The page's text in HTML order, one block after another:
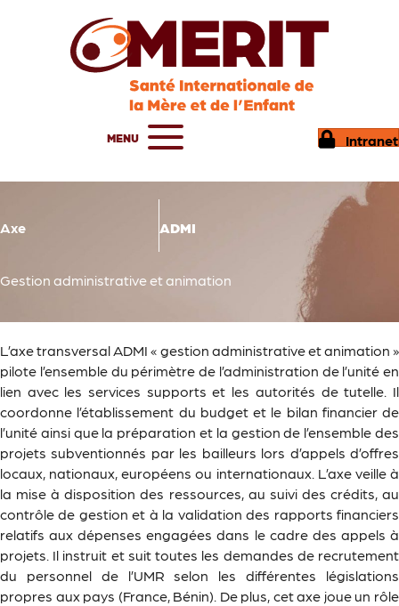
MENU Intranet
Axe ADMI
Gestion administrative et animation
L’axe transversal ADMI « gestion administrative et animation »
pilote l’ensemble du périmètre de l’administration de l’unité en
lien avec les services supports et les autorités de tutelle. Il
coordonne l’établissement du budget et le bilan financier de
l’unité ainsi que la préparation et la gestion de l’ensemble des
projets subventionnés par les bailleurs lors d’appels d’offres
locaux, nationaux, européens ou internationaux. L’axe veille à
la mise à disposition des ressources, au suivi des crédits, au
contrôle de gestion et à la validation des rapports financiers
relatifs aux dépenses engagées dans le cadre des appels à
projets. Il instruit et suit toutes les demandes de recrutement
du personnel de l’UMR selon les différentes législations
propres aux pays (France, Bénin). De plus, cet axe joue un rôle